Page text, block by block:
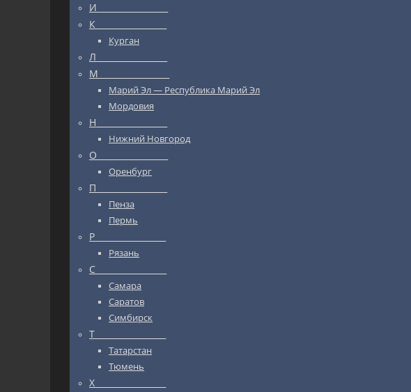
И_________________
К_________________
Курган
Л_________________
М_________________
Марий Эл — Республика Марий Эл
Мордовия
Н_________________
Нижний Новгород
О_________________
Оренбург
П_________________
Пенза
Пермь
Р_________________
Рязань
С_________________
Самара
Саратов
Симбирск
Т_________________
Татарстан
Тюмень
Х_________________